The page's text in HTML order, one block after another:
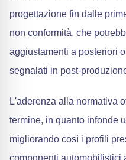
progettazione fin dalle
non conformità, che
aggiustamenti a posteriori
segnalati in post-
L'aderenza alla normativa
termine, in quanto infonde
migliorando così i profili
componenti automobilistici